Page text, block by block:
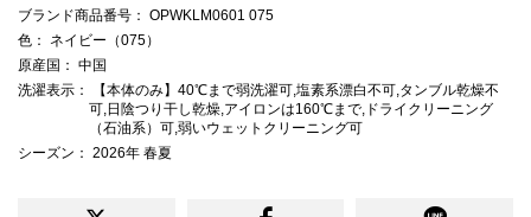
ブランド商品番号 ： OPWKLM0601 075
色 ： ネイビー（075）
原産国 ： 中国
洗濯表示 ： 【本体のみ】40℃まで弱洗濯可,塩素系漂白不可,タンブル乾燥不
可,日陰つり干し乾燥,アイロンは160℃まで,ドライクリーニング
（石油系）可,弱いウェットクリーニング可
シーズン ： 2026年 春夏